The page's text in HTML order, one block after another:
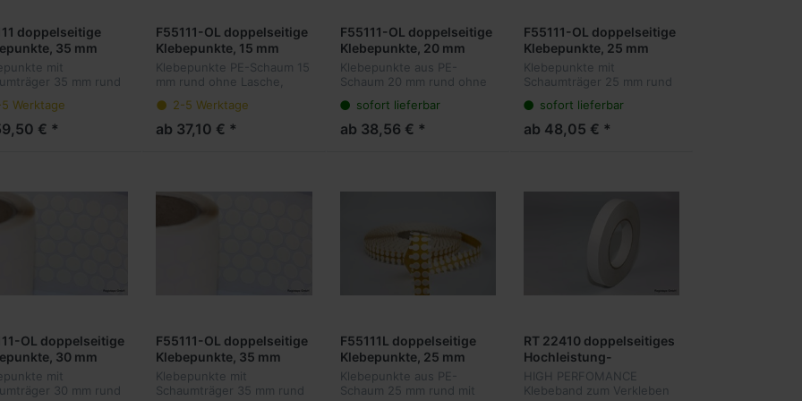
doppelseitige
35 mm
PE-Schaum,
stark, Acrylat, 1 mm
mit Anfaßlasche
mit
35 mm rund
sich besser an
Oberflächen an
dadurch stärker
Werktage
€ *
F55111-OL doppelseitige
Klebepunkte, 15 mm
rund, PE-Schaum,
stark/stark, Acrylat, 1 mm
Rolle, ohne Anfaßlasche
Klebepunkte PE-Schaum 15
mm rund ohne Lasche,
mit Schaumträger. Der
Träger passt sich besser an
unebene Oberflächen an
2-5 Werktage
ab 37,10 € *
F55111-OL doppelseitige
Klebepunkte, 20 mm
rund, PE-Schaum,
stark/stark, Acrylat, 1 mm
Rolle, ohne Anfaßlasche
Klebepunkte aus PE-
Schaum 20 mm rund ohne
Der Träger passt sich
besser an unebene
Oberflächen an und klebt
sofort lieferbar
ab 38,56 € *
F55111-OL doppelseitige
Klebepunkte, 25 mm
rund, PE-Schaum,
stark/stark, Acrylat, 1 mm
Rolle, ohne Anfaßlasche
Klebepunkte mit
Schaumträger 25 mm rund
passt sich besser an
unebene Oberflächen an
und klebt dadurch stärker
sofort lieferbar
ab 48,05 € *
OL doppelseitige
30 mm
PE-Schaum,
stark, Acrylat, 1 mm
mit
30 mm rund
F55111-OL doppelseitige
Klebepunkte, 35 mm
rund, PE-Schaum,
stark/stark, Acrylat, 1 mm
Klebepunkte mit
Schaumträger 35 mm rund
F55111L doppelseitige
Klebepunkte, 25 mm
rund, PE-Schaum,
stark/stark, Acrylat, 1 mm
Klebepunkte aus PE-
Schaum 25 mm rund mit
RT 22410 doppelseitiges
Hochleistung-
Klebeband, Papierträger,
stark/stark, Acrylat, 0,16
HIGH PERFOMANCE
Klebeband zum Verkleben